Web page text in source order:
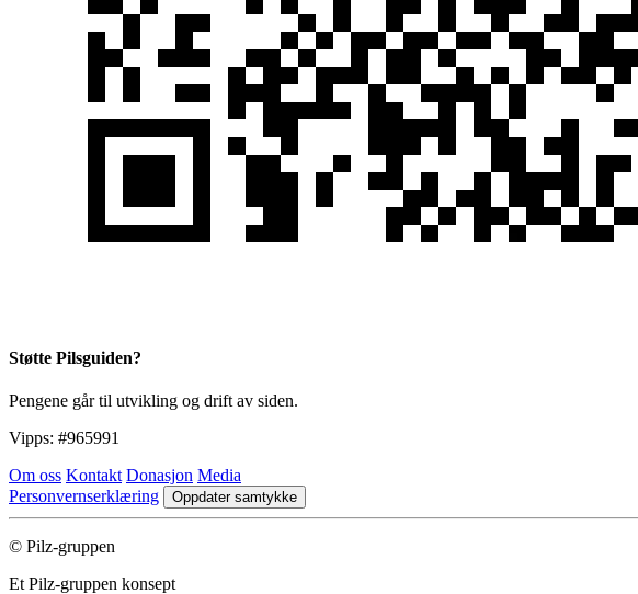
Støtte Pilsguiden?
Pengene går til utvikling og drift av siden.
Vipps: #965991
Om oss Kontakt Donasjon Media
Personvernserklæring
Oppdater samtykke
© Pilz-gruppen
Et Pilz-gruppen konsept